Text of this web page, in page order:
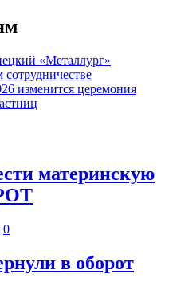
«Металлург»
изменится церемония
материнскую
0
в оборот